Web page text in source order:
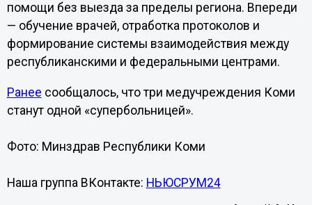
помощи без выезда за пределы региона. Впереди
— обучение врачей, отработка протоколов и
формирование системы взаимодействия между
республиканскими и федеральными центрами.
Ранее сообщалось, что три медучреждения Коми
станут одной «супербольницей».
Фото: Минздрав Республики Коми
Наша группа ВКонтакте: НЬЮСРУМ24